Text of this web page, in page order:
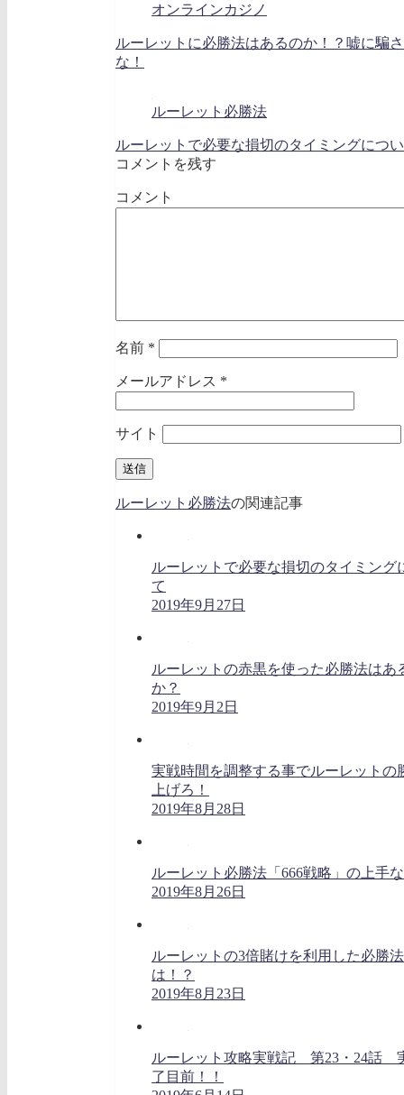
オンラインカジノ
ルーレットに必勝法はあるのか！？嘘に騙
な！
ルーレット必勝法
ルーレットで必要な損切のタイミングにつ
コメントを残す
コメント
名前 *
メールアドレス *
サイト
ルーレット必勝法の関連記事
ルーレットで必要な損切のタイミング
て
2019年9月27日
ルーレットの赤黒を使った必勝法はあ
か？
2019年9月2日
実戦時間を調整する事でルーレットの
上げろ！
2019年8月28日
ルーレット必勝法「666戦略」の上手
2019年8月26日
ルーレットの3倍賭けを利用した必勝
は！？
2019年8月23日
ルーレット攻略実戦記 第23・24話
了目前！！